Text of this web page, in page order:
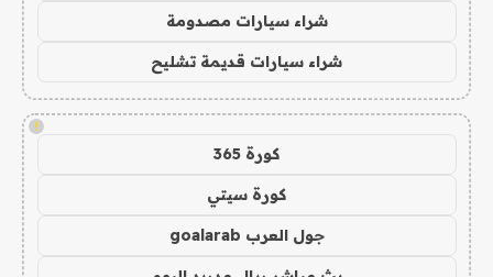
شراء سيارات مصدومة
شراء سيارات قديمة تشليح
!
كورة 365
كورة سيتي
جول العرب goalarab